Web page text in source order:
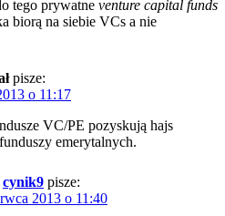
tego prywatne venture capital funds
biorą na siebie VCs a nie
pisze:
o 11:17
VC/PE pozyskują hajs
emerytalnych.
cynik9 pisze:
2013 o 11:40